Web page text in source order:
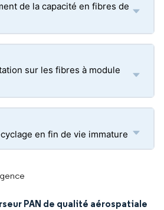
de la capacité en fibres de
sur les fibres à module
en fin de vie immature
PAN de qualité aérospatiale